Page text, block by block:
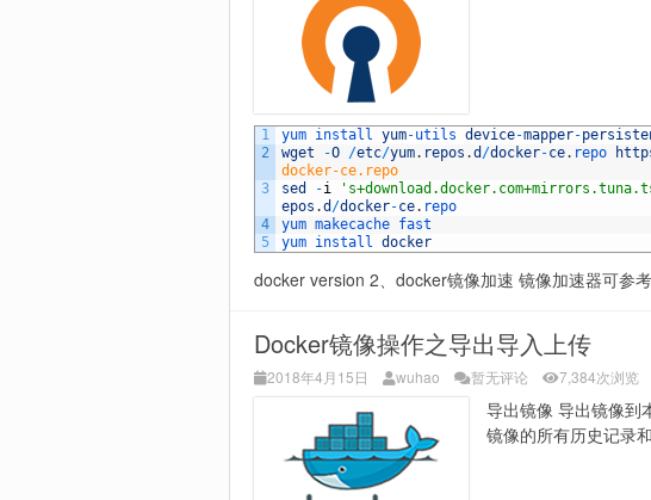
1
2
3
4
5
yum install yum-utils device-mapper-
wget
-O /etc/yum. repos .d /docker-ce. repo
docker-ce.repo
sed
-i
epos .d /docker-ce. repo
yum makecache fast
yum install docker
docker version 2、docker镜像加速 镜像加速器可参
Docker镜像操作之导出导入上传
2018年4月15日 wuhao 暂无评论 7,384次浏览
导出镜像 导出镜像到
镜像的所有历史记录